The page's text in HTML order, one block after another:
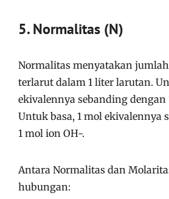
5. Normalitas (N)
Normalitas menyatakan
terlarut dalam 1 liter larutan.
ekivalennya sebanding dengan
Untuk basa, 1 mol ekivalennya
1 mol ion OH-.
Antara Normalitas dan
hubungan: